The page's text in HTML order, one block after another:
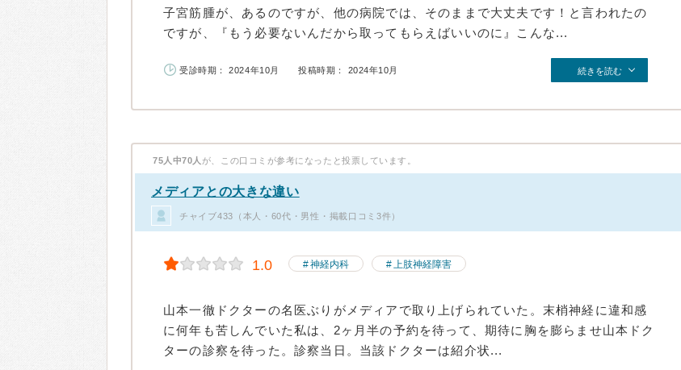
子宮筋腫が、あるのですが、他の病院では、そのままで大丈夫です！と言われたの
ですが、『もう必要ないんだから取ってもらえばいいのに』こんな...
受診時期： 2024年10月 投稿時期： 2024年10月 続きを読む
75人中70人 が、この口コミが参考になったと投票しています。
メディアとの大きな違い
チャイブ433（本人・60代・男性・掲載口コミ3件）
1.0 神経内科 上肢神経障害
山本一徹ドクターの名医ぶりがメディアで取り上げられていた。末梢神経に違和感
に何年も苦しんでいた私は、2ヶ月半の予約を待って、期待に胸を膨らませ山本ドク
ターの診察を待った。診察当日。当該ドクターは紹介状...